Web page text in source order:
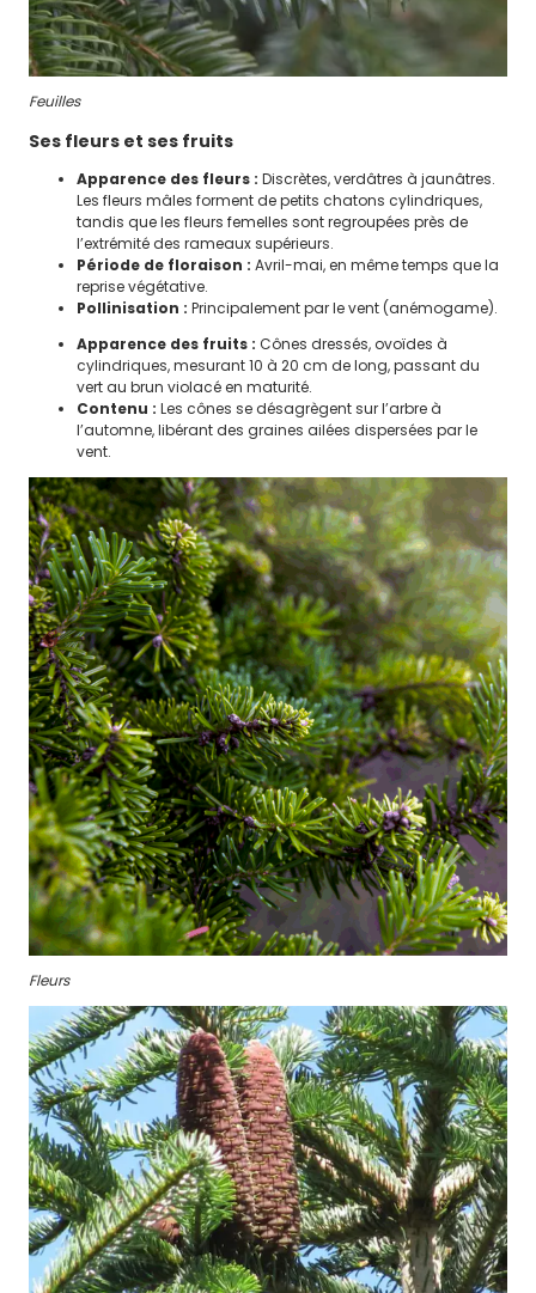
Vie scolaire
Espace Jeunes
services
ESPACEADMINISTRÉ
Contacts
Démarches administratives
Règlements intérieurs des
structures municipales
Comptes-rendus du conseil
Actes administratifs
(délibérations/décisions/arrêtés)
Feuilles
Ses fleurs et ses fruits
Apparence des fleurs : Discrètes, verdâtres à jaunâtres.
Les fleurs mâles forment de petits chatons cylindriques,
tandis que les fleurs femelles sont regroupées près de
l’extrémité des rameaux supérieurs.
Période de floraison : Avril-mai, en même temps que la
reprise végétative.
Pollinisation : Principalement par le vent (anémogame).
Apparence des fruits : Cônes dressés, ovoïdes à
cylindriques, mesurant 10 à 20 cm de long, passant du
vert au brun violacé en maturité.
Contenu : Les cônes se désagrègent sur l’arbre à
l’automne, libérant des graines ailées dispersées par le
vent.
Fleurs